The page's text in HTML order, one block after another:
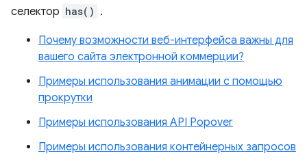
селектор has() .
Почему возможности веб-интерфейса важны для
вашего сайта электронной коммерции?
Примеры использования анимации с помощью
прокрутки
Примеры использования API Popover
Примеры использования контейнерных запросов